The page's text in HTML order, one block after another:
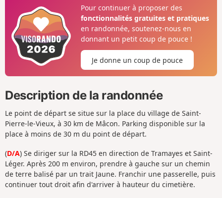
Pour continuer à proposer des
fonctionnalités gratuites et pratiques
en randonnée, soutenez-nous en
donnant un petit coup de pouce !
Je donne un coup de pouce
Description de la randonnée
Le point de départ se situe sur la place du village de Saint-
Pierre-le-Vieux, à 30 km de Mâcon. Parking disponible sur la
place à moins de 30 m du point de départ.
(D/A) Se diriger sur la RD45 en direction de Tramayes et Saint-
Léger. Après 200 m environ, prendre à gauche sur un chemin
de terre balisé par un trait Jaune. Franchir une passerelle, puis
continuer tout droit afin d'arriver à hauteur du cimetière.